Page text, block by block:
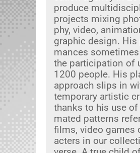
pro­duce
projects mix­ing
phy, video,
graph­ic design.
mances
the par­tic­i­pa­tion of
1200 peo­ple. His
approach slips in
tem­po­rary artis­tic
thanks to his use
mat­ed pat­terns
films, video games
ac­ters in our